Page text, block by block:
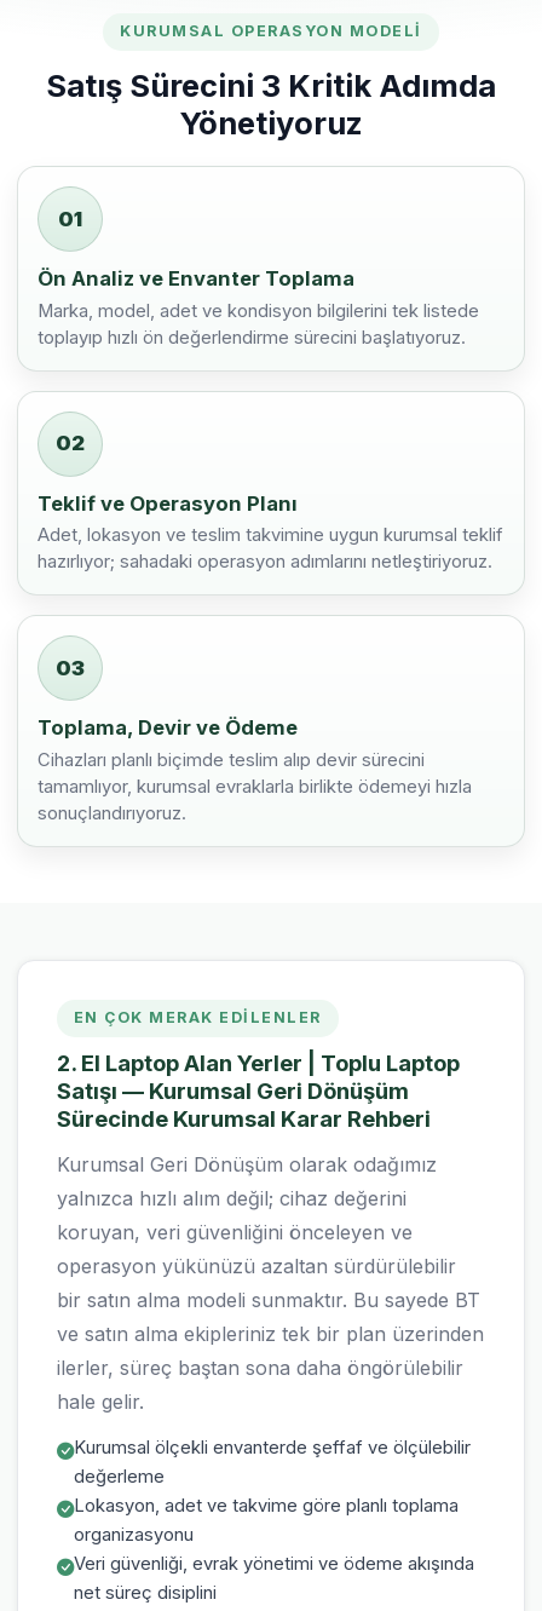
KURUMSAL OPERASYON MODELI
Satış Sürecini 3 Kritik Adımda
Yönetiyoruz
01
Ön Analiz ve Envanter Toplama
Marka, model, adet ve kondisyon bilgilerini tek listede
toplayıp hızlı ön değerlendirme sürecini başlatıyoruz.
02
Teklif ve Operasyon Planı
Adet, lokasyon ve teslim takvimine uygun kurumsal teklif
hazırlıyor; sahadaki operasyon adımlarını netleştiriyoruz.
03
Toplama, Devir ve Ödeme
Cihazları planlı biçimde teslim alıp devir sürecini
tamamlıyor, kurumsal evraklarla birlikte ödemeyi hızla
sonuçlandırıyoruz.
EN ÇOK MERAK EDILENLER
2. El Laptop Alan Yerler | Toplu Laptop
Satışı — Kurumsal Geri Dönüşüm
Sürecinde Kurumsal Karar Rehberi
Kurumsal Geri Dönüşüm olarak odağımız
yalnızca hızlı alım değil; cihaz değerini
koruyan, veri güvenliğini önceleyen ve
operasyon yükünüzü azaltan sürdürülebilir
bir satın alma modeli sunmaktır. Bu sayede BT
ve satın alma ekipleriniz tek bir plan üzerinden
ilerler, süreç baştan sona daha öngörülebilir
hale gelir.
Kurumsal ölçekli envanterde şeffaf ve ölçülebilir
değerleme
Lokasyon, adet ve takvime göre planlı toplama
organizasyonu
Veri güvenliği, evrak yönetimi ve ödeme akışında
net süreç disiplini